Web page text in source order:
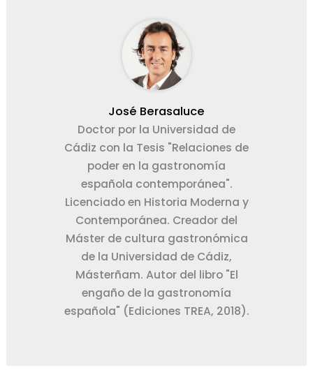
José Berasaluce
Doctor por la Universidad de
Cádiz con la Tesis "Relaciones de
poder en la gastronomía
española contemporánea".
Licenciado en Historia Moderna y
Contemporánea. Creador del
Máster de cultura gastronómica
de la Universidad de Cádiz,
Másterñam. Autor del libro "El
engaño de la gastronomía
española" (Ediciones TREA, 2018).